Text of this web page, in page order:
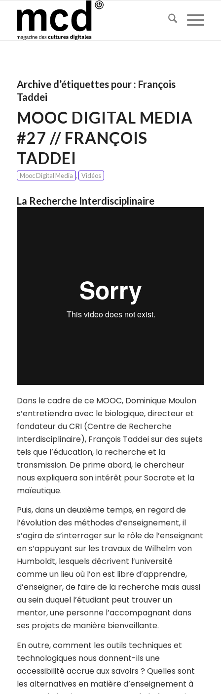
Archive d’étiquettes pour : François
Taddei
MOOC DIGITAL MEDIA
#27 // FRANÇOIS
TADDEI
Mooc Digital Media , Vidéos
La Recherche Interdisciplinaire
Dans le cadre de ce MOOC, Dominique Moulon
s’entretiendra avec le biologique, directeur et
fondateur du CRI (Centre de Recherche
Interdisciplinaire), François Taddei sur des sujets
tels que l’éducation, la recherche et la
transmission. De prime abord, le chercheur
nous expliquera son intérêt pour Socrate et la
maïeutique.
Puis, dans un deuxième temps, en regard de
l’évolution des méthodes d’enseignement, il
s’agira de s’interroger sur le rôle de l’enseignant
en s’appuyant sur les travaux de Wilhelm von
Humboldt, lesquels décrivent l’université
comme un lieu où l’on est libre d’apprendre,
d’enseigner, de faire de la recherche mais aussi
au sein duquel l’étudiant peut trouver un
mentor, une personne l’accompagnant dans
ses projets de manière bienveillante.
En outre, comment les outils techniques et
technologiques nous donnent-ils une
accessibilité accrue aux savoirs ? Quelles sont
les alternatives en matière d’enseignement à